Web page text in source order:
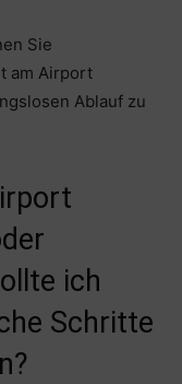
Sie
am Airport
Ablauf zu
ich
Schritte